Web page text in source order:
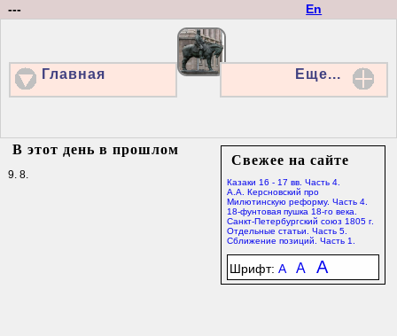
En
---
Главная Еще...
Свежее на сайте
Казаки 16 - 17 вв. Часть 4.
А.А. Керсновский про
Милютинскую реформу. Часть 4.
18-фунтовая пушка 18-го века.
Санкт-Петербургский союз 1805 г.
Отдельные статьи. Часть 5.
Сближение позиций. Часть 1.
Шрифт: A A A
В этот день в прошлом
9. 8.